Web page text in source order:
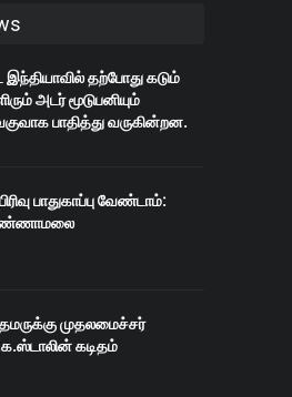
இந்தியாவில் தற்போது கடும்
அடர் மூடுபனியும்
பாதித்து வருகின்றன.
பாதுகாப்பு வேண்டாம்:
முதலமைச்சர்
கடிதம்